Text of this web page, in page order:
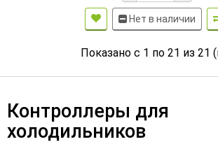
Нет в наличии
Показано с 1 по 21 из 21
Контроллеры для
холодильников